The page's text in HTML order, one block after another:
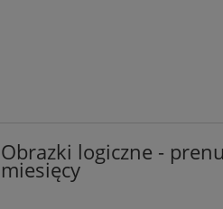
Obrazki logiczne -
miesięcy